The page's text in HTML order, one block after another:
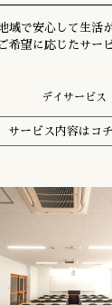
域で安心して生活
希望に応じたサー
デイサービス
サービス内容はコ